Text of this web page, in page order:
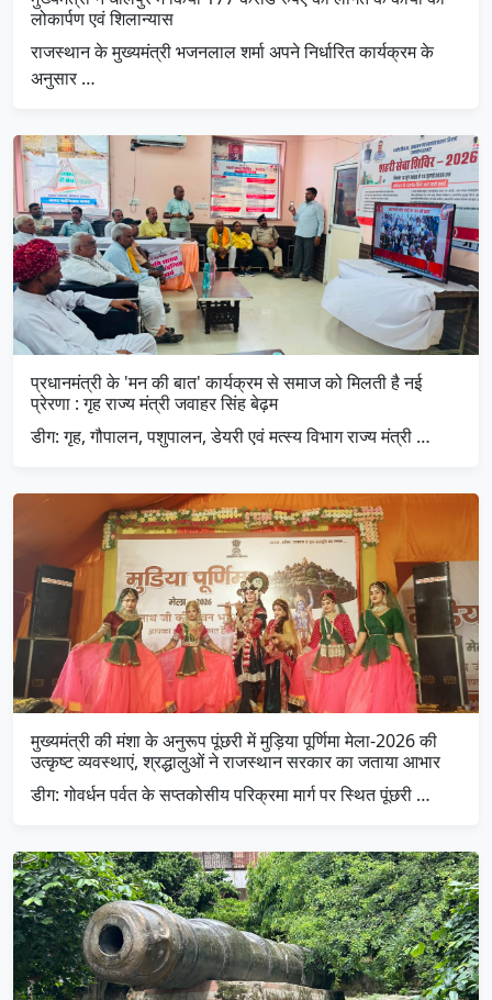
लोकार्पण एवं शिलान्यास
राजस्थान के मुख्यमंत्री भजनलाल शर्मा अपने निर्धारित कार्यक्रम के
अनुसार …
प्रधानमंत्री के 'मन की बात' कार्यक्रम से समाज को मिलती है नई
प्रेरणा : गृह राज्य मंत्री जवाहर सिंह बेढ़म
डीग: गृह, गौपालन, पशुपालन, डेयरी एवं मत्स्य विभाग राज्य मंत्री …
मुख्यमंत्री की मंशा के अनुरूप पूंछरी में मुड़िया पूर्णिमा मेला-2026 की
उत्कृष्ट व्यवस्थाएं, श्रद्धालुओं ने राजस्थान सरकार का जताया आभार
डीग: गोवर्धन पर्वत के सप्तकोसीय परिक्रमा मार्ग पर स्थित पूंछरी …